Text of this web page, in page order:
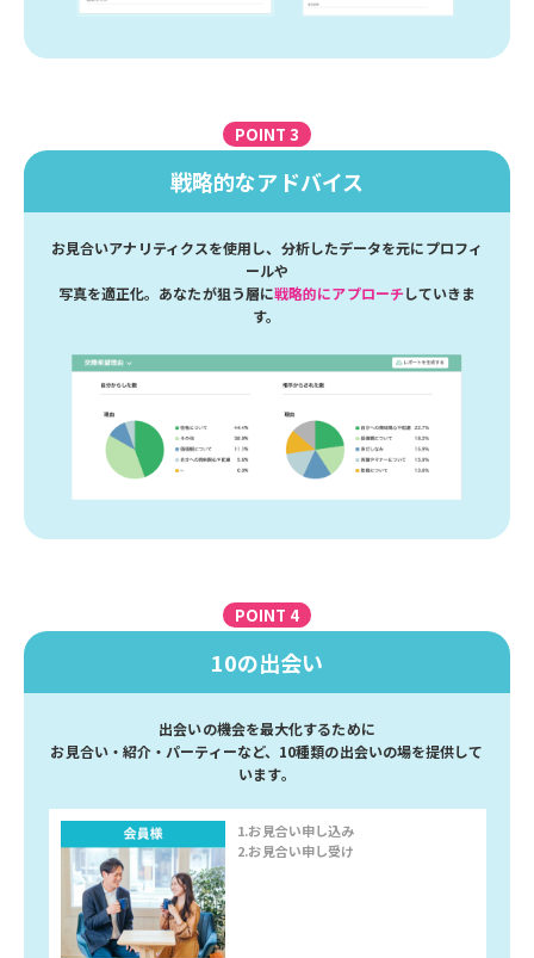
POINT 3
戦略的なアドバイス
お見合いアナリティクスを使用し、分析したデータを元にプロフィ
ールや
写真を適正化。あなたが狙う層に戦略的にアプローチしていきま
す。
POINT 4
10の出会い
出会いの機会を最大化するために
お見合い・紹介・パーティーなど、10種類の出会いの場を提供して
います。
1.お見合い申し込み
2.お見合い申し受け